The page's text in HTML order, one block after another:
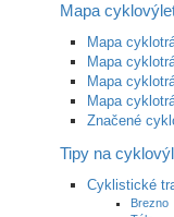
Mapa
Mapa
Mapa
Mapa
Mapa
Značené
Tipy na
Cyklistické
Brezno